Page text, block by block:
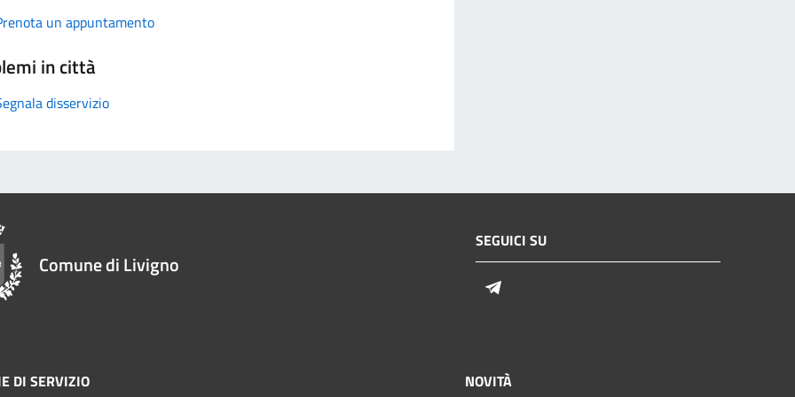
un appuntamento
in città
disservizio
Comune di Livigno
SEGUICI SU
DI SERVIZIO NOVITÀ